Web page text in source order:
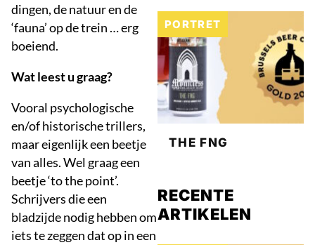
dingen, de natuur en de
‘fauna’ op de trein … erg
boeiend.
Wat leest u graag?
Vooral psychologische
en/of historische trillers,
maar eigenlijk een beetje
van alles. Wel graag een
beetje ‘to the point’.
Schrijvers die een
bladzijde nodig hebben om
iets te zeggen dat op in een
PORTRET
THE FNG
RECENTE
ARTIKELEN